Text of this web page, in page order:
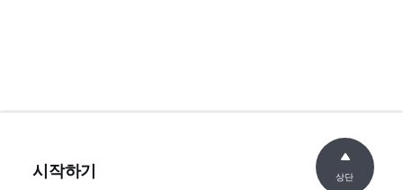
시작하기 상단